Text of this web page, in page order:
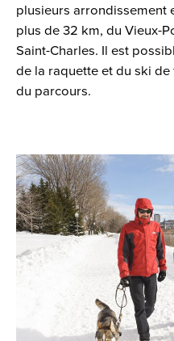
plusieurs arrondissement
plus de 32 km, du Vieux-
Saint-Charles. Il est
de la raquette et du ski
du parcours.